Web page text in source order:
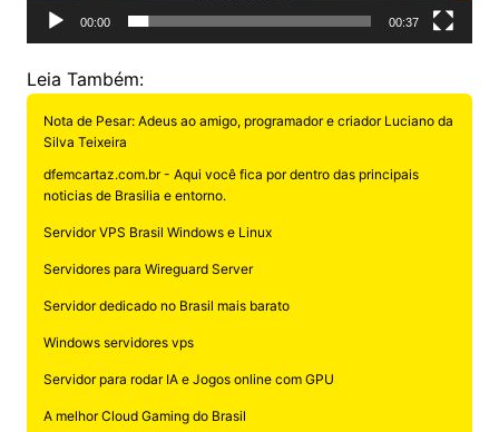
00:00 00:37
Leia Também:
Nota de Pesar: Adeus ao amigo, programador e criador Luciano da
Silva Teixeira
dfemcartaz.com.br - Aqui você fica por dentro das principais
noticias de Brasilia e entorno.
Servidor VPS Brasil Windows e Linux
Servidores para Wireguard Server
Servidor dedicado no Brasil mais barato
Windows servidores vps
Servidor para rodar IA e Jogos online com GPU
A melhor Cloud Gaming do Brasil